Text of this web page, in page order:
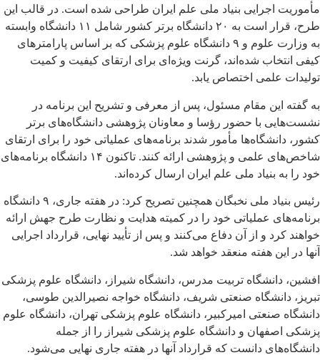
مأموریت اجرایی بنیاد ملی علم ایران طراحی شده است. در قالب این
طرح، قرار است به ۲۰ دانشگاه برتر کشور شامل ۱۱ دانشگاه وابسته
به وزارت علوم و ۹ دانشگاه علوم پزشکی که بر اساس پارامترهای
کیفی انتخاب شده‌اند، گرنت ویژه‌ای برای ارتقای کیفیت و کمیت
تولیدات علمی اختصاص یابد.
به گفته این مقام مسئول، پس از معرفی و تشریح این برنامه در
نشست‌هایی با حضور رؤسا و معاونان پژوهشی دانشگاه‌های برتر
کشور، دانشگاه‌ها مأمور شدند برنامه‌های عملیاتی خود را برای ارتقای
شاخص‌های علمی و پژوهشی ارائه کنند. تاکنون ۱۴ دانشگاه برنامه‌های
خود را به بنیاد ملی علم ایران ارسال کرده‌اند.
رئیس بنیاد ملی نخبگان همچنین تصریح کرد: در هفته جاری، ۹ دانشگاه
برنامه‌های عملیاتی خود را در کمیته هدایت و نظارت طرح جهش ارائه
خواهند کرد و از آن دفاع می‌کنند و پس از تأیید نهایی، قرارداد اجرایی
آنها در این هفته منعقد خواهد شد.
افشین، دانشگاه تربیت مدرس، دانشگاه شیراز، دانشگاه علوم پزشکی
تبریز، دانشگاه صنعتی شریف، دانشگاه خواجه نصیرالدین طوسی،
دانشگاه صنعتی امیرکبیر، دانشگاه علوم پزشکی تهران، دانشگاه علوم
پزشکی اصفهان و دانشگاه علوم پزشکی شیراز را از جمله
دانشگاه‌های دانست که قرارداد آنها در هفته جاری نهایی می‌شود.